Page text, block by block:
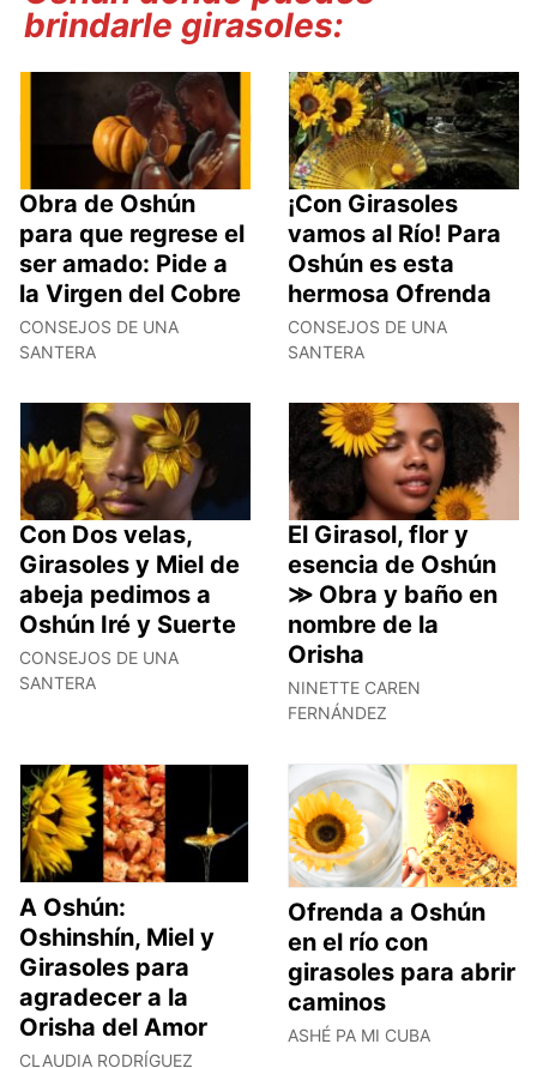
brindarle girasoles:
Obra de Oshún
para que regrese el
ser amado: Pide a
la Virgen del Cobre
CONSEJOS DE UNA
SANTERA
¡Con Girasoles
vamos al Río! Para
Oshún es esta
hermosa Ofrenda
CONSEJOS DE UNA
SANTERA
Con Dos velas,
Girasoles y Miel de
abeja pedimos a
Oshún Iré y Suerte
CONSEJOS DE UNA
SANTERA
El Girasol, flor y
esencia de Oshún
≫ Obra y baño en
nombre de la
Orisha
NINETTE CAREN
FERNÁNDEZ
A Oshún:
Oshinshín, Miel y
Girasoles para
agradecer a la
Orisha del Amor
CLAUDIA RODRÍGUEZ
Ofrenda a Oshún
en el río con
girasoles para abrir
caminos
ASHÉ PA MI CUBA